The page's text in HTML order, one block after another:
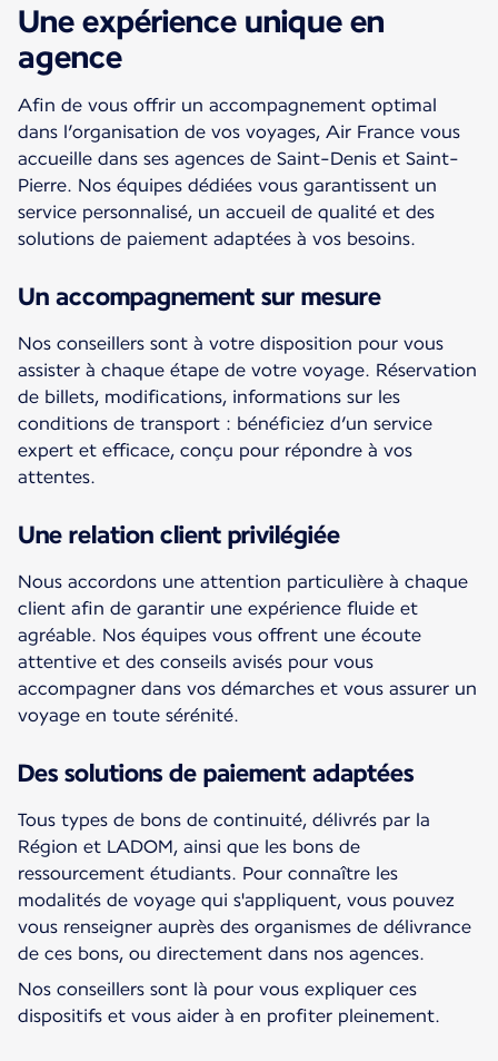
Une expérience unique en
agence
Afin de vous offrir un accompagnement optimal
dans l’organisation de vos voyages, Air France vous
accueille dans ses agences de Saint-Denis et Saint-
Pierre. Nos équipes dédiées vous garantissent un
service personnalisé, un accueil de qualité et des
solutions de paiement adaptées à vos besoins.
Un accompagnement sur mesure
Nos conseillers sont à votre disposition pour vous
assister à chaque étape de votre voyage. Réservation
de billets, modifications, informations sur les
conditions de transport : bénéficiez d’un service
expert et efficace, conçu pour répondre à vos
attentes.
Une relation client privilégiée
Nous accordons une attention particulière à chaque
client afin de garantir une expérience fluide et
agréable. Nos équipes vous offrent une écoute
attentive et des conseils avisés pour vous
accompagner dans vos démarches et vous assurer un
voyage en toute sérénité.
Des solutions de paiement adaptées
Tous types de bons de continuité, délivrés par la
Région et LADOM, ainsi que les bons de
ressourcement étudiants. Pour connaître les
modalités de voyage qui s'appliquent, vous pouvez
vous renseigner auprès des organismes de délivrance
de ces bons, ou directement dans nos agences.
Nos conseillers sont là pour vous expliquer ces
dispositifs et vous aider à en profiter pleinement.